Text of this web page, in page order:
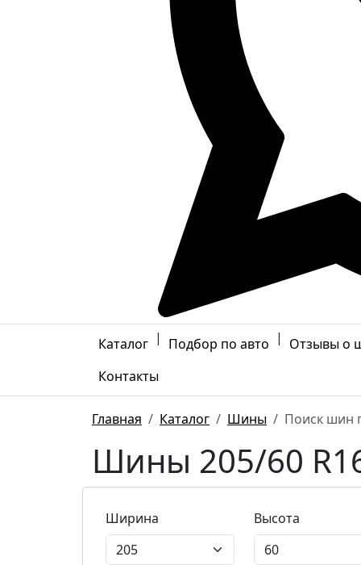
Каталог | Подбор по авто | Отзывы о
Контакты
Главная Каталог Шины Поиск шин
Шины 205/60
Ширина Высота